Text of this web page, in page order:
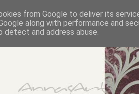
from Google to deliver its
along with performance and
detect and address abuse.